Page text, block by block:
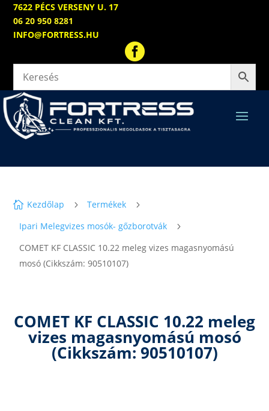
7622 PÉCS VERSENY U. 17
06 20 950 8281
INFO@FORTRESS.HU

 Kezdőlap 5 Termékek 5
Ipari Melegvizes mosók- gőzborotvák 5
COMET KF CLASSIC 10.22 meleg vizes magasnyomású
mosó (Cikkszám: 90510107)
COMET KF CLASSIC 10.22 meleg
vizes magasnyomású mosó
(Cikkszám: 90510107)